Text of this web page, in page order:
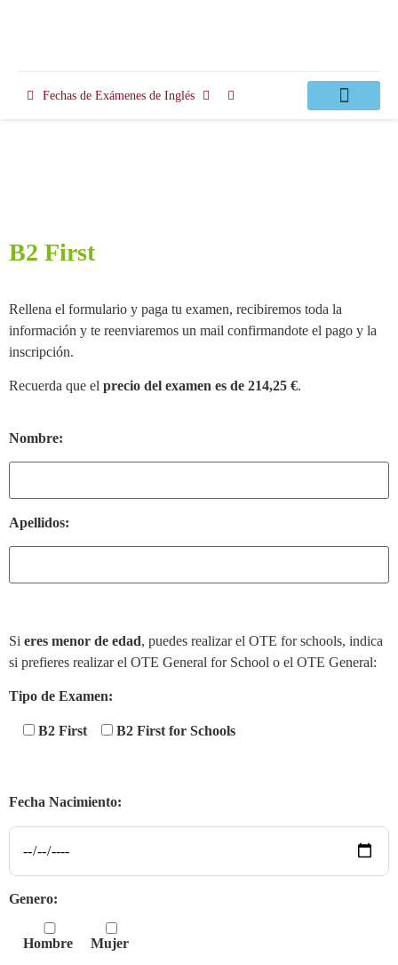
Fechas de Exámenes de Inglés
B2 First
Rellena el formulario y paga tu examen, recibiremos toda la
información y te reenviaremos un mail confirmandote el pago y la
inscripción.
Recuerda que el precio del examen es de 214,25 €.
Nombre:
Apellidos:
Si eres menor de edad, puedes realizar el OTE for schools, indica
si prefieres realizar el OTE General for School o el OTE General:
Tipo de Examen:
B2 First B2 First for Schools
Fecha Nacimiento:
Genero:
Hombre Mujer